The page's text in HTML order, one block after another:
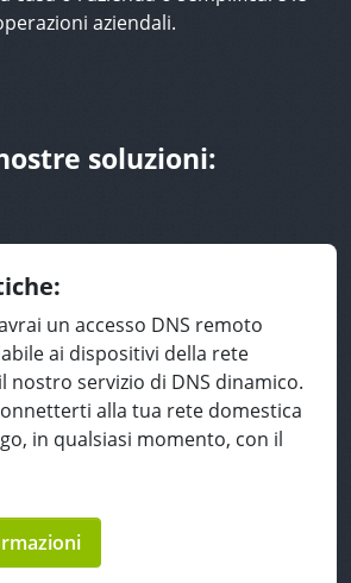
aziendali.
soluzioni:
un accesso DNS remoto
ai dispositivi della rete
nostro servizio di DNS dinamico.
alla tua rete domestica
in qualsiasi momento, con il